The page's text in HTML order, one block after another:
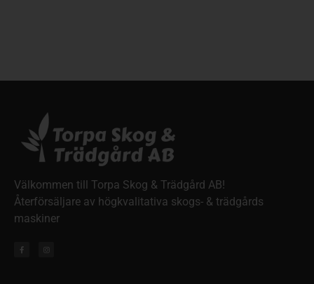
Välkommen till Torpa Skog & Trädgård AB!
Återförsäljare av högkvalitativa skogs- & trädgårds
maskiner